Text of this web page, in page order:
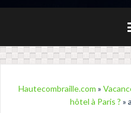
Hautecombraille.com »
hôtel à Paris ? »